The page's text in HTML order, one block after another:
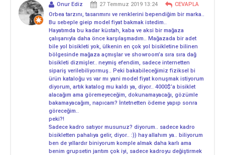
Onur Ediz 27 Temmuz 2019 13:24
CEVAPLA
Orbea tarzını, tasarımını ve renklerini bependiğim bir marka..
Bu sebeple gieip model fiyat bakmak istedim..
Hayatımda bu kadar küstah, kaba ve aksi bir mağaza
çalışanıyla daha önce karşılaşmadım.. Mağazada bir adet
bile yol bisikleti yok, ülkenin en çok yol bisikletine bilinen
bölgesinde mağaza açmışlar ve showroom’a sıra sıra dağ
bisikleti dizmişler.. neymiş efendim, sadece internetten
sipariş verilebiliyormuş.. Peki bakabileceğimiz fiziksel bi
ürün kataloğu vs var mı yani model fiyat konuşmak istiyorum
diyorum, artık katalog mu kaldı ya, diyor.. 4000$’a bisiklet
alacağım ama göremeyeceğim, dokunamayacağı, gözümle
bakamayacağım, napıcam? İntetnetten ödeme yapıp sonra
göreceğim..
peki?!
Sadece kadro satıyor musunuz? diyorum.. sadece kadro
bisikletten pahalıya gelir, diyor.. :)) hay allahım ya.. biliyorum
ben de yıllardır biniyorum komple almak daha karlı ama
benim grupsetin jantım çok iyi, sadece kadroyu değiştirmek